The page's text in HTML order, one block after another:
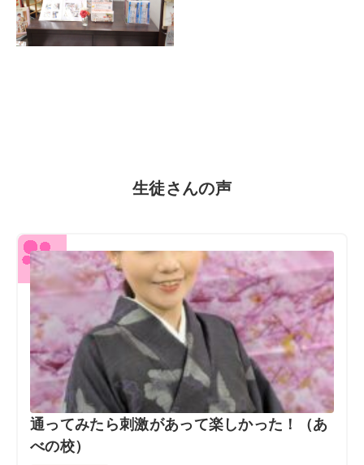
生徒さんの声
通ってみたら刺激があって楽しかった！（あ
べの校）